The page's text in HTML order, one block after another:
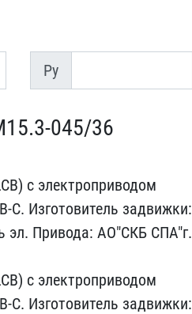
Py
Py
045/36
с эле​ктроприводом
Изготовитель ​задвижки:
эл. Привода: АО"СКБ ​СПА"г.
с электроприводо​м
​Изготовитель задвижки: